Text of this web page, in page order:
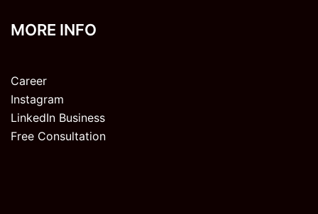
MORE INFO
Career
Instagram
LinkedIn Business
Free Consultation